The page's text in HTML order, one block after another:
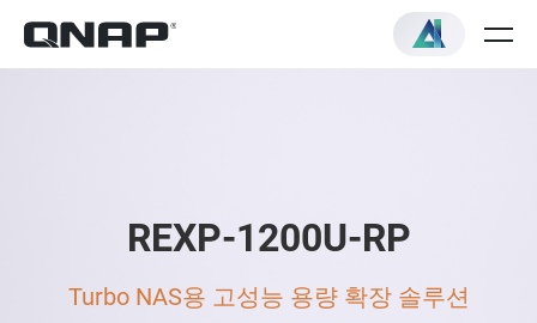
REXP-1200U-RP
Turbo NAS용 고성능 용량 확장 솔루션